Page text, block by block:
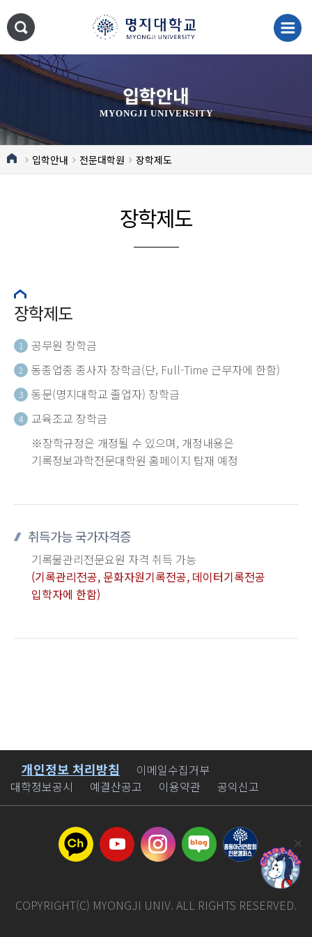
입학안내
MYONGJI UNIVERSITY
입학안내 전문대학원 장학제도
장학제도
장학제도
1 공무원 장학금
2 동종업종 종사자 장학금(단, Full-Time 근무자에 한함)
3 동문(명지대학교 졸업자) 장학금
4
교육조교 장학금
※장학규정은 개정될 수 있으며, 개정내용은
기록정보과학전문대학원 홈페이지 탑재 예정
취득가능 국가자격증
기록물관리전문요원 자격 취득 가능
(기록관리전공, 문화자원기록전공, 데이터기록전공
입학자에 한함)
바로가기
개인정보 처리방침
이메일수집거부
대학정보공시
예결산공고 이용약관 공익신고
COPYRIGHT(C) MYONGJI UNIV. ALL RIGHTS RESERVED.